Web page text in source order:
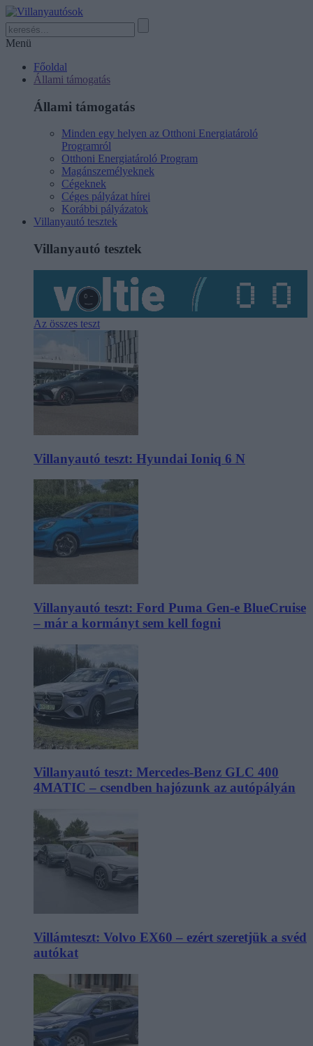
Menü
Főoldal
Állami támogatás
Állami támogatás
Minden egy helyen az Otthoni Energiatároló
Programról
Otthoni Energiatároló Program
Magánszemélyeknek
Cégeknek
Céges pályázat hírei
Korábbi pályázatok
Villanyautó tesztek
Villanyautó tesztek
Az összes teszt
Villanyautó teszt: Hyundai Ioniq 6 N
Villanyautó teszt: Ford Puma Gen-e BlueCruise
– már a kormányt sem kell fogni
Villanyautó teszt: Mercedes-Benz GLC 400
4MATIC – csendben hajózunk az autópályán
Villámteszt: Volvo EX60 – ezért szeretjük a svéd
autókat